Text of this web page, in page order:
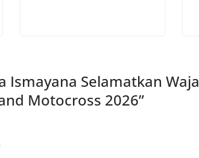
Ismayana Selamatkan
Motocross 2026”